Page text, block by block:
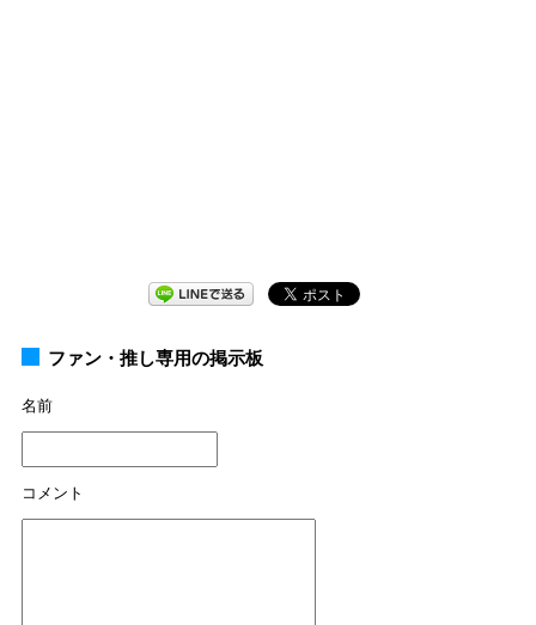
ファン・推し専用の掲示板
名前
コメント